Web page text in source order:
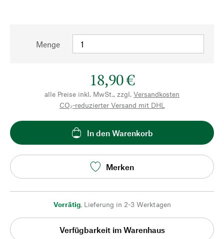
Menge
18,90 €
alle Preise inkl. MwSt., zzgl. Versandkosten
CO₂-reduzierter Versand mit DHL
In den Warenkorb
Merken
Vorrätig, Lieferung in 2-3 Werktagen
Verfügbarkeit im Warenhaus